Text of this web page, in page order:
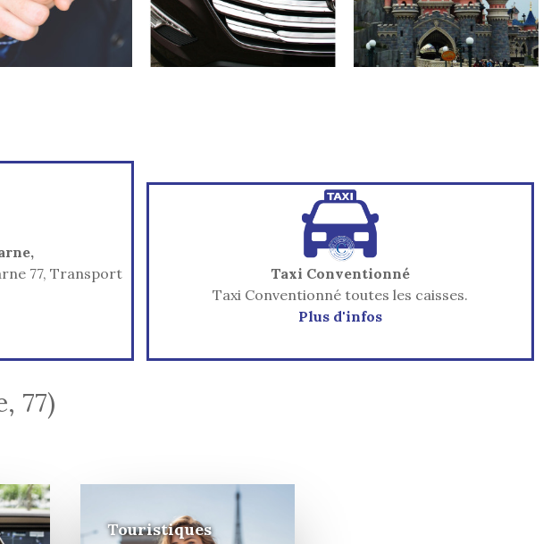
77, Transport
Taxi Conventionné
Taxi Conventionné toutes les caisses.
Plus d'infos
77)
Touristiques